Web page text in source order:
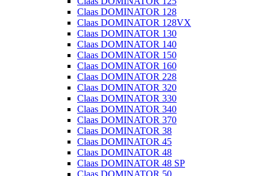
Claas DOMINATOR 128
Claas DOMINATOR 128VX
Claas DOMINATOR 130
Claas DOMINATOR 140
Claas DOMINATOR 150
Claas DOMINATOR 160
Claas DOMINATOR 228
Claas DOMINATOR 320
Claas DOMINATOR 330
Claas DOMINATOR 340
Claas DOMINATOR 370
Claas DOMINATOR 38
Claas DOMINATOR 45
Claas DOMINATOR 48
Claas DOMINATOR 48 SP
Claas DOMINATOR 50